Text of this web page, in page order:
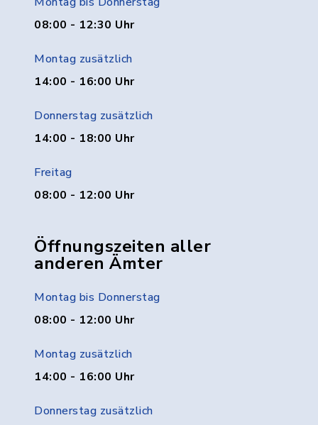
08:00 - 12:30 Uhr
Montag zusätzlich
14:00 - 16:00 Uhr
Donnerstag zusätzlich
14:00 - 18:00 Uhr
Freitag
08:00 - 12:00 Uhr
Öffnungszeiten aller
anderen Ämter
Montag bis Donnerstag
08:00 - 12:00 Uhr
Montag zusätzlich
14:00 - 16:00 Uhr
Donnerstag zusätzlich